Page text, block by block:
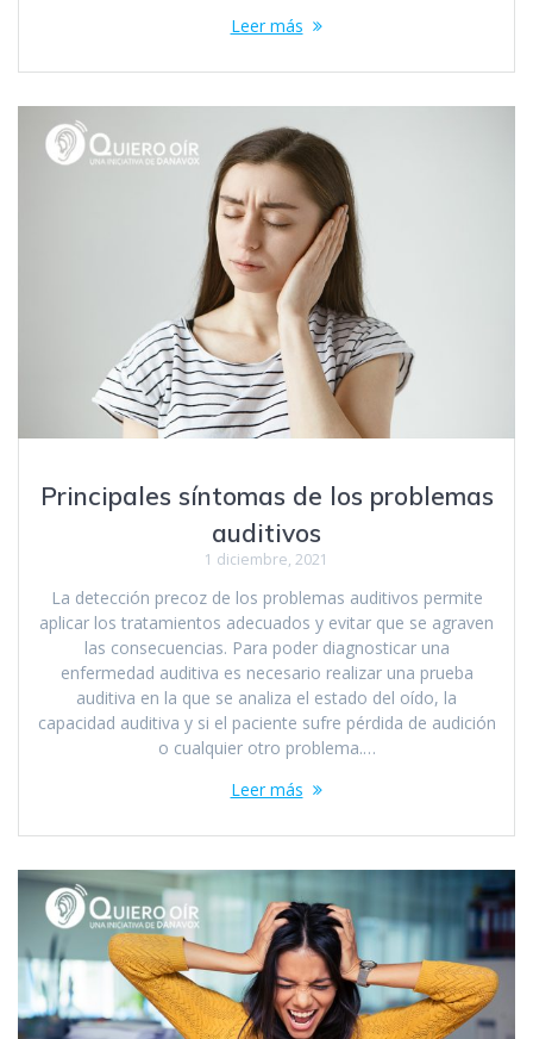
Leer más
Principales síntomas de los problemas
auditivos
1 diciembre, 2021
La detección precoz de los problemas auditivos permite
aplicar los tratamientos adecuados y evitar que se agraven
las consecuencias. Para poder diagnosticar una
enfermedad auditiva es necesario realizar una prueba
auditiva en la que se analiza el estado del oído, la
capacidad auditiva y si el paciente sufre pérdida de audición
o cualquier otro problema.…
Leer más